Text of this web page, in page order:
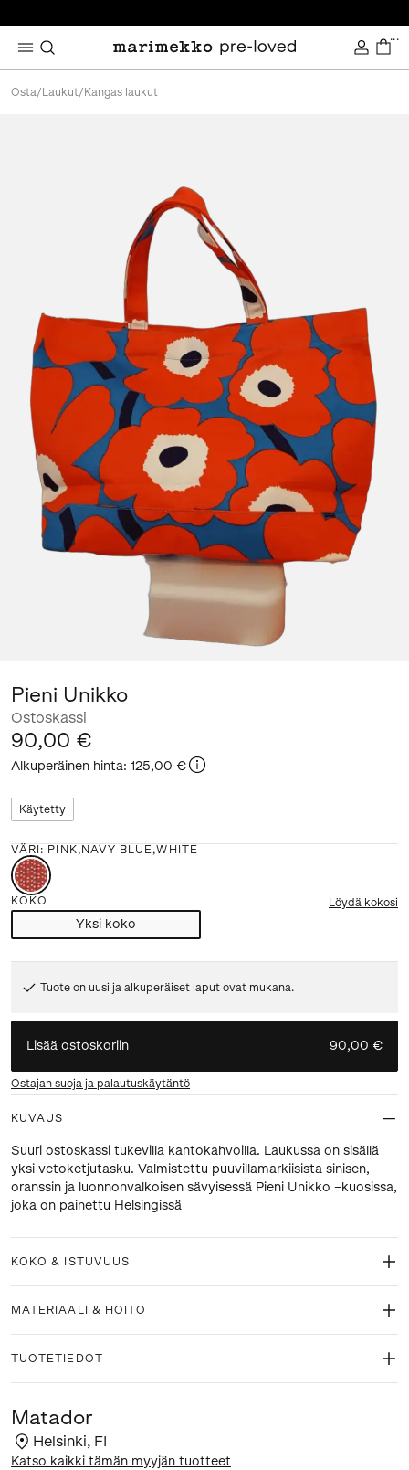
...
Osta/ Laukut/ Kangas laukut
Pieni Unikko
Ostoskassi
90,00 €
Alkuperäinen hinta: 125,00 €
Käytetty
VÄRI : PINK,NAVY BLUE,WHITE
KOKO Löydä kokosi
Yksi koko
Tuote on uusi ja alkuperäiset laput ovat mukana.
Lisää ostoskoriin 90,00 €
Ostajan suoja ja palautuskäytäntö
KUVAUS
Suuri ostoskassi tukevilla kantokahvoilla. Laukussa on sisällä
yksi vetoketjutasku. Valmistettu puuvillamarkiisista sinisen,
oranssin ja luonnonvalkoisen sävyisessä Pieni Unikko –kuosissa,
joka on painettu Helsingissä
KOKO & ISTUVUUS
MATERIAALI & HOITO
TUOTETIEDOT
Matador
Helsinki, FI
Katso kaikki tämän myyjän tuotteet